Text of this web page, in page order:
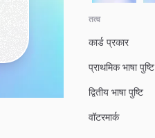
तत्व
कार्ड प्रकार
प्राथमिक भाषा पुष्टि
द्वितीय भाषा पुष्टि
वॉटरमार्क